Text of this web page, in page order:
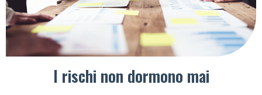
I rischi non dormono mai